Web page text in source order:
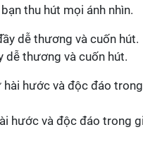
thu hút mọi ánh nhìn.
dễ thương và cuốn hút.
hước và độc đáo trong